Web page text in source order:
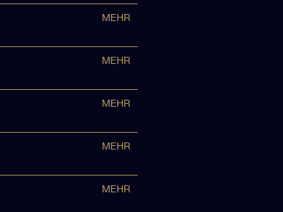
MEHR
MEHR
MEHR
MEHR
MEHR